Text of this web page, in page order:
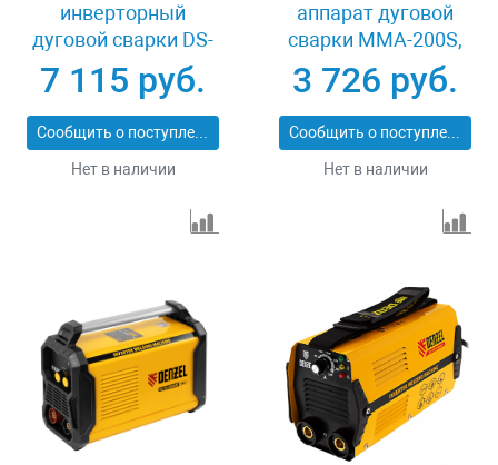
инверторный
дуговой сварки DS-
200 Compact, 200 А,
ПВ 70% Denzel 94373
7 115 руб.
Сообщить о поступлении
Нет в наличии
аппарат дуговой
сварки MMA-200S,
200 А, ПВ60% MTX
94391
3 726 руб.
Сообщить о поступлении
Нет в наличии